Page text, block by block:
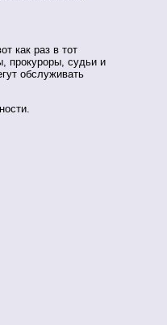
как раз в тот
прокуроры, судьи и
обслуживать